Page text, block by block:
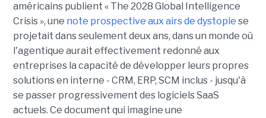
américains publient « The 2028 Global Intelligence
Crisis », une note prospective aux airs de dystopie se
projetait dans seulement deux ans, dans un monde où
l'agentique aurait effectivement redonné aux
entreprises la capacité de développer leurs propres
solutions en interne - CRM, ERP, SCM inclus - jusqu'à
se passer progressivement des logiciels SaaS
actuels. Ce document qui imagine une